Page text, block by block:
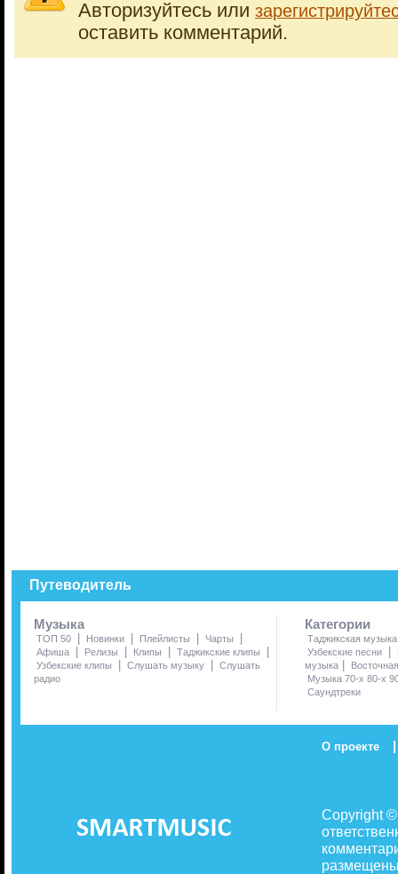
Авторизуйтесь или
оставить комментарий.
Путеводитель
Музыка
ТОП 50 | Новинки | Плейлисты | Чарты |
Афиша | Релизы | Клипы | Таджикские клипы |
Узбекские клипы | Слушать музыку | Слушать
радио
Категории
Таджикская музыка
Узбекские песни
|
музыка |
Музыка 70-х 80-х
Саундтреки
О проекте |
Copyright
размещены